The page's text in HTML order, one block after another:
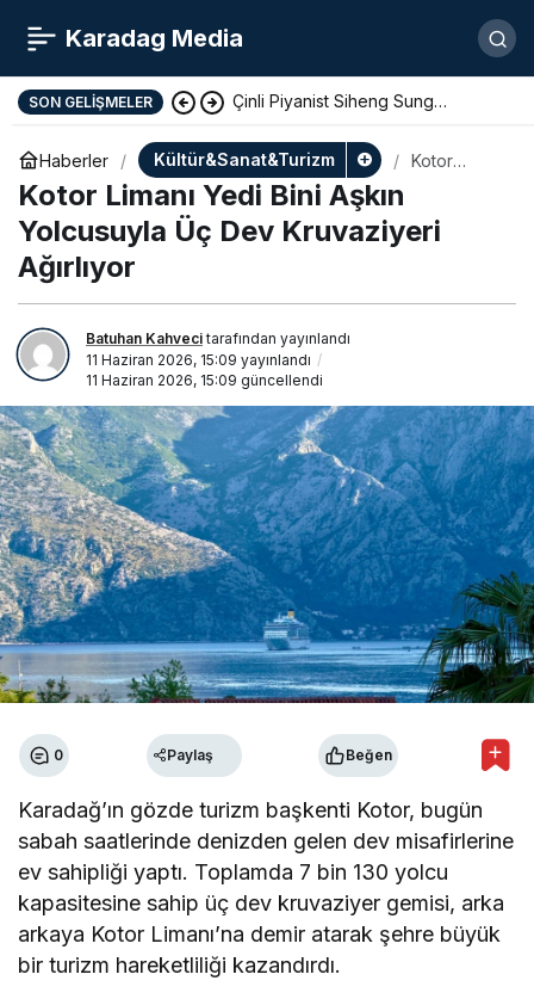
Karadag Media
SON GELIŞMELER Çinli Piyanist Siheng Sung
KotorArt Festivalinde Sahne Alıyor
Haberler Kültür&Sanat&Turizm
Kotor
Yolcusuyla
Üç Dev
Kotor Limanı Yedi Bini Aşkın
Yolcusuyla Üç Dev Kruvaziyeri
Ağırlıyor
Batuhan Kahvecitarafından yayınlandı
11 Haziran 2026, 15:09 yayınlandı
11 Haziran 2026, 15:09 güncellendi
0 Paylaş Beğen
Karadağ’ın gözde turizm başkenti Kotor, bugün
sabah saatlerinde denizden gelen dev misafirlerine
ev sahipliği yaptı. Toplamda 7 bin 130 yolcu
kapasitesine sahip üç dev kruvaziyer gemisi, arka
arkaya Kotor Limanı’na demir atarak şehre büyük
bir turizm hareketliliği kazandırdı.